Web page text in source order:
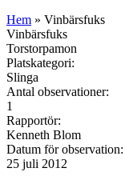
Hem » Vinbärsfuks
Vinbärsfuks
Torstorpamon
Platskategori:
Slinga
Antal observationer:
1
Rapportör:
Kenneth Blom
Datum för observation:
25 juli 2012